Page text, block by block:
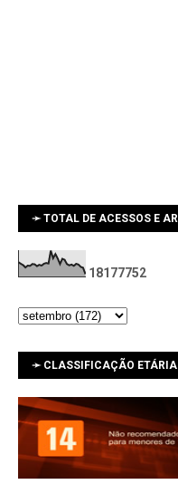
➛ TOTAL DE ACESSOS E
18177752
➛ CLASSIFICAÇÃO ETÁRIA